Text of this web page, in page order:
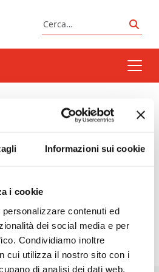
Informazioni sui cookie
i cookie
contenuti ed
dei social media e per
Condividiamo inoltre
cui utilizza il nostro sito con i
di analisi dei dati web,
Cerca
| Vicopisano -
21:15